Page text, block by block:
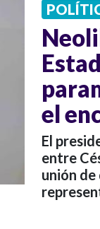
el
El
entre
unión